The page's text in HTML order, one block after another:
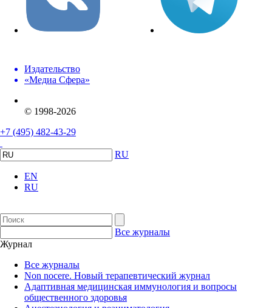
Издательство
«Медиа Сфера»
© 1998-2026
+7 (495) 482-43-29
RU
EN
RU
Все журналы
Журнал
Все журналы
Non nocere. Новый терапевтический журнал
Адаптивная медицинская иммунология и вопросы
общественного здоровья